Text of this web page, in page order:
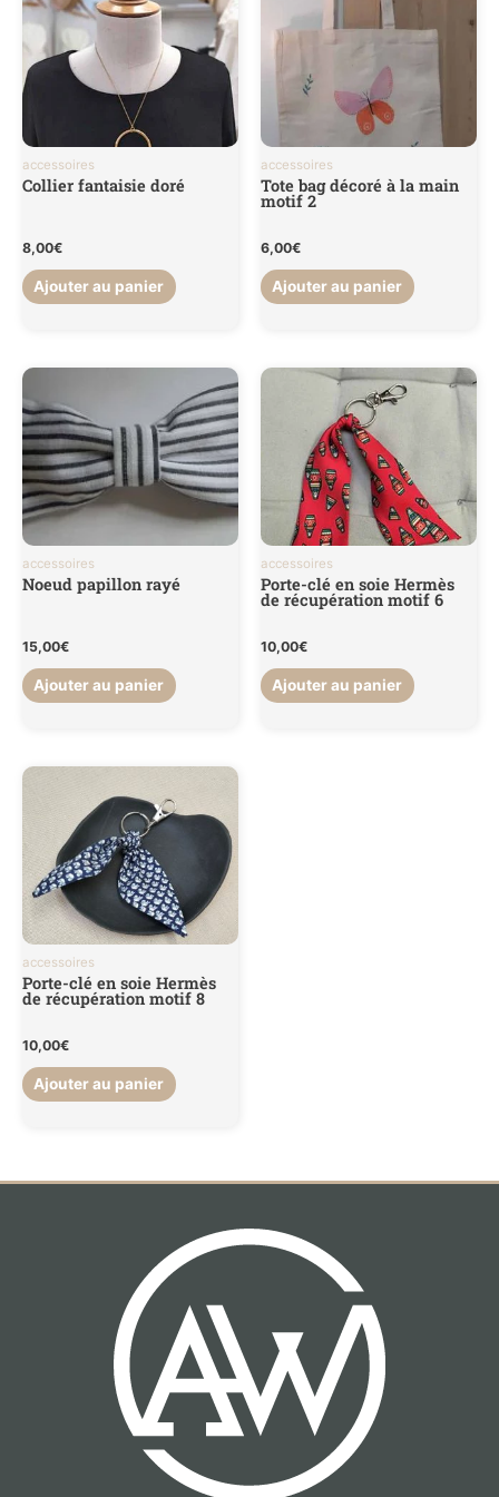
accessoires
Collier fantaisie doré
8,00€
Ajouter au panier
accessoires
Tote bag décoré à la main
motif 2
6,00€
Ajouter au panier
accessoires
Noeud papillon rayé
15,00€
Ajouter au panier
accessoires
Porte-clé en soie Hermès
de récupération motif 6
10,00€
Ajouter au panier
accessoires
Porte-clé en soie Hermès
de récupération motif 8
10,00€
Ajouter au panier